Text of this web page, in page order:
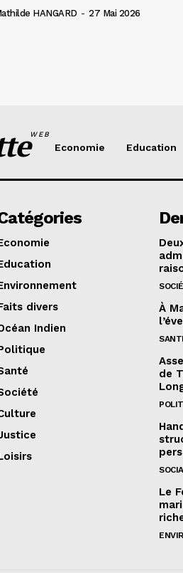
HANGARD - 27 Mai 2026
WEB
Economie Education
divers
Indien
À
de
Le